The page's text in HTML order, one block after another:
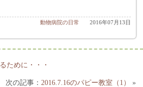
2016年07月13日
動物病院の日常
ために・・・
2016.7.16のパピー教室（1） »